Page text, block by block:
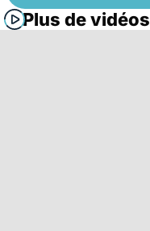
Plus de vidéos